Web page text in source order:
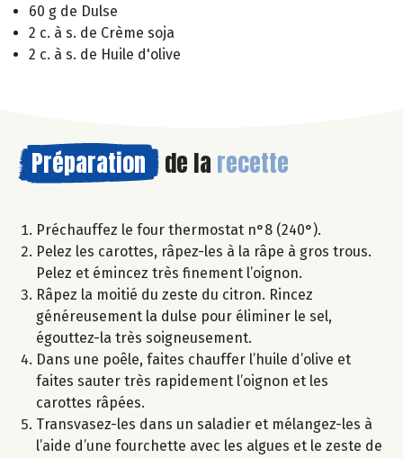
60 g de Dulse
2 c. à s. de Crème soja
2 c. à s. de Huile d'olive
Préparation de la recette
Préchauffez le four thermostat n°8 (240°).
Pelez les carottes, râpez-les à la râpe à gros trous.
Pelez et émincez très finement l’oignon.
Râpez la moitié du zeste du citron. Rincez
généreusement la dulse pour éliminer le sel,
égouttez-la très soigneusement.
Dans une poêle, faites chauffer l’huile d’olive et
faites sauter très rapidement l’oignon et les
carottes râpées.
Transvasez-les dans un saladier et mélangez-les à
l’aide d’une fourchette avec les algues et le zeste de